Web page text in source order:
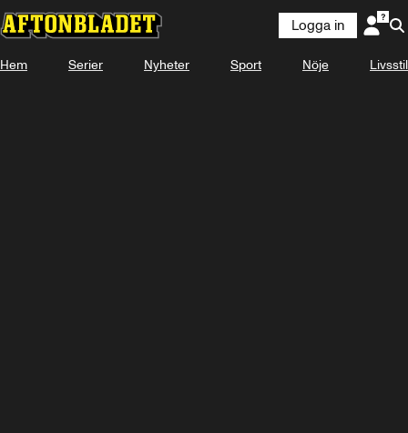
Logga in
Hem Serier Nyheter Sport Nöje Livsstil